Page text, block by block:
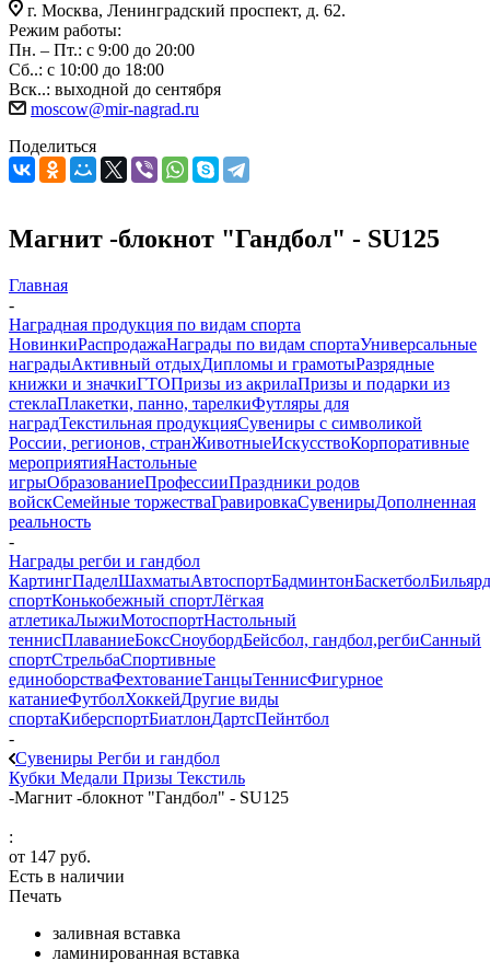
г. Москва, Ленинградский проспект, д. 62.
Режим работы:
Пн. – Пт.: с 9:00 до 20:00
Сб..: с 10:00 до 18:00
Вск..: выходной до сентября
moscow@mir-nagrad.ru
Поделиться
Магнит -блокнот "Гандбол" - SU125
Главная
-
Наградная продукция по видам спорта
НовинкиРаспродажаНаграды по видам спортаУниверсальные
наградыАктивный отдыхДипломы и грамотыРазрядные
книжки и значкиГТОПризы из акрилаПризы и подарки из
стеклаПлакетки, панно, тарелкиФутляры для
наградТекстильная продукцияСувениры с символикой
России, регионов, странЖивотныеИскусствоКорпоративные
мероприятияНастольные
игрыОбразованиеПрофессииПраздники родов
войскСемейные торжестваГравировкаСувенирыДополненная
реальность
-
Награды регби и гандбол
КартингПаделШахматыАвтоспортБадминтонБаскетболБильярд
спортКонькобежный спортЛёгкая
атлетикаЛыжиМотоспортНастольный
теннисПлаваниеБоксСноубордБейсбол, гандбол,регбиСанный
спортСтрельбаСпортивные
единоборстваФехтованиеТанцыТеннисФигурное
катаниеФутболХоккейДругие виды
спортаКиберспортБиатлонДартсПейнтбол
-
Сувениры Регби и гандбол
Кубки Медали Призы Текстиль
-Магнит -блокнот "Гандбол" - SU125
:
от 147 руб.
Есть в наличии
Печать
заливная вставка
ламинированная вставка